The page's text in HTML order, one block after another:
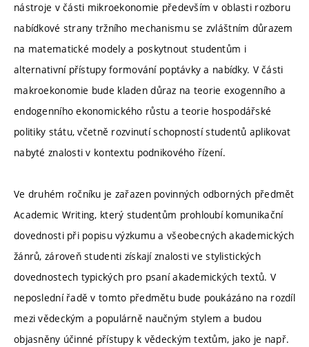
nástroje v části mikroekonomie především v oblasti rozboru
nabídkové strany tržního mechanismu se zvláštním důrazem
na matematické modely a poskytnout studentům i
alternativní přístupy formování poptávky a nabídky. V části
makroekonomie bude kladen důraz na teorie exogenního a
endogenního ekonomického růstu a teorie hospodářské
politiky státu, včetně rozvinutí schopností studentů aplikovat
nabyté znalosti v kontextu podnikového řízení.
Ve druhém ročníku je zařazen povinných odborných předmět
Academic Writing, který studentům prohloubí komunikační
dovednosti při popisu výzkumu a všeobecných akademických
žánrů, zároveň studenti získají znalosti ve stylistických
dovednostech typických pro psaní akademických textů. V
neposlední řadě v tomto předmětu bude poukázáno na rozdíl
mezi vědeckým a populárně naučným stylem a budou
objasněny účinné přístupy k vědeckým textům, jako je např.